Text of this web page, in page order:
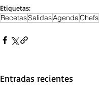
Etiquetas:
RecetasSalidasAgendaChefs
Entradas recientes